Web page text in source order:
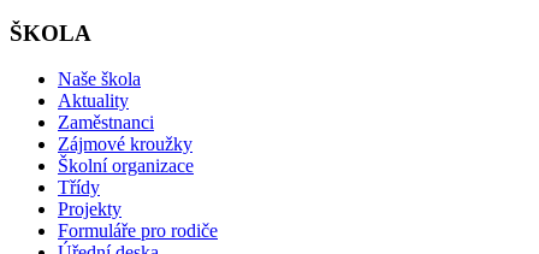
ŠKOLA
Naše škola
Aktuality
Zaměstnanci
Zájmové kroužky
Školní organizace
Třídy
Projekty
Formuláře pro rodiče